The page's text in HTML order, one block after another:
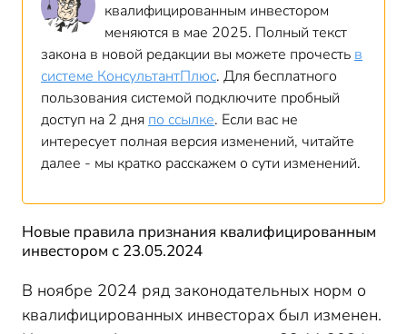
квалифицированным инвестором
меняются в мае 2025. Полный текст
закона в новой редакции вы можете прочесть в
системе КонсультантПлюс. Для бесплатного
пользования системой подключите пробный
доступ на 2 дня по ссылке. Если вас не
интересует полная версия изменений, читайте
далее - мы кратко расскажем о сути изменений.
Новые правила признания квалифицированным
инвестором с 23.05.2024
В ноябре 2024 ряд законодательных норм о
квалифицированных инвесторах был изменен.